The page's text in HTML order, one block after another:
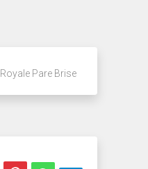
Royale Pare Brise